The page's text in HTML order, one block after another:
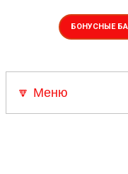
БОНУСНЫЕ
Акции